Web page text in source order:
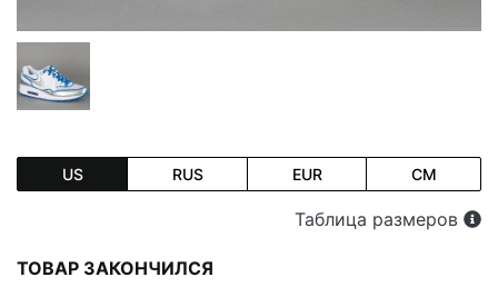
US RUS EUR CM
Таблица размеров
ТОВАР ЗАКОНЧИЛСЯ